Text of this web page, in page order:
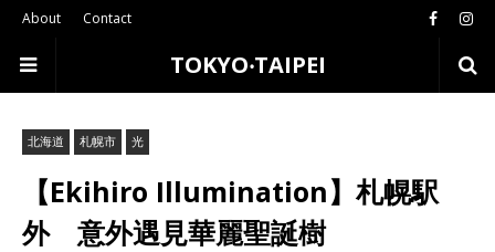
About Contact
TOKYO‧TAIPEI
北海道 札幌市 光
【Ekihiro Illumination】札幌駅
外 意外遇見華麗聖誕樹